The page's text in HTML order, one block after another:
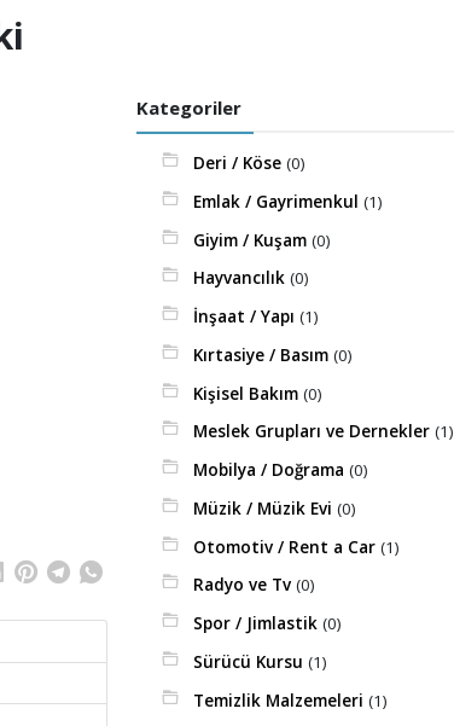
inşa etmek istiyorum”
Kategoriler
Deri / Köse (0)
Emlak / Gayrimenkul (1)
Giyim / Kuşam (0)
Hayvancılık (0)
İnşaat / Yapı (1)
Kırtasiye / Basım (0)
Kişisel Bakım (0)
Meslek Grupları ve Dernekler (1)
Mobilya / Doğrama (0)
Müzik / Müzik Evi (0)
Otomotiv / Rent a Car (1)
Radyo ve Tv (0)
Spor / Jimlastik (0)
Sürücü Kursu (1)
Temizlik Malzemeleri (1)